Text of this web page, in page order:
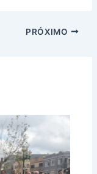
PRÓXIMO